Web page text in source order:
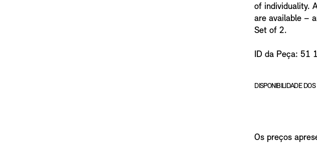
of individuality.
are available –
Set of 2.
ID da Peça: 51
DISPONIBILIDADE
Os preços